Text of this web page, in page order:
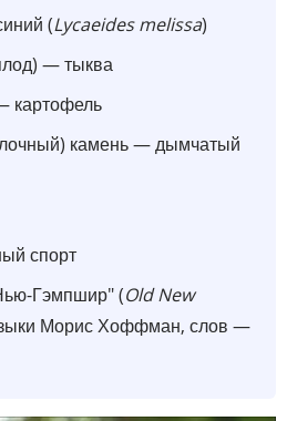
(Lycaeides melissa)
— тыква
картофель
камень — дымчатый
спорт
Гэмпшир" (Old New
Морис Хоффман, слов —